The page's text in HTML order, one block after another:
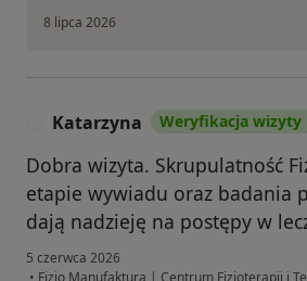
8 lipca 2026
Katarzyna Weryfikacja wizyty
Dobra wizyta. Skrupulatność
etapie wywiadu oraz badania
dają nadzieję na postępy w
5 czerwca 2026
• Fizjo Manufaktura | Centrum Fizjoterapii i